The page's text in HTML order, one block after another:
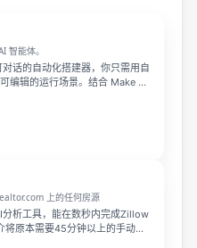
智能体。
话的自动化搭建器，你只需用自
编辑的运行场景。结合 Make AI
上的任何房源
析工具，能在数秒内完成Zillow
原本需要45分钟以上的手动调